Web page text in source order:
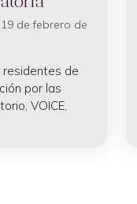
de febrero de
residentes de
por las
VOICE,